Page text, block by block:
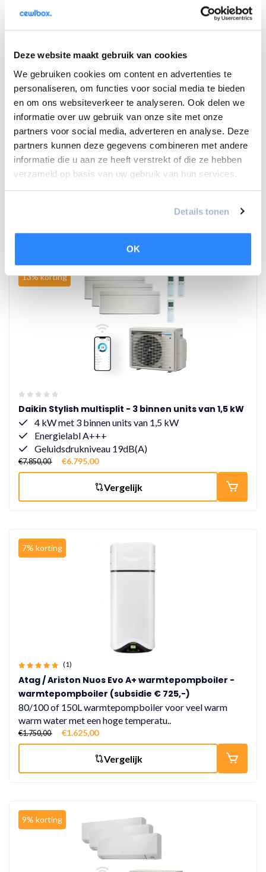
Deze website maakt gebruik van cookies
We gebruiken cookies om content en advertenties te
personaliseren, om functies voor social media te bieden
en om ons websiteverkeer te analyseren. Ook delen we
informatie over uw gebruik van onze site met onze
partners voor social media, adverteren en analyse. Deze
partners kunnen deze gegevens combineren met andere
informatie die u aan ze heeft verstrekt of die ze hebben
verzameld op basis van uw gebruik van hun services.
Details tonen
OK
Atag / Ariston Nuos Plus warmtepompboiler 250
liter warmtepompboiler met wifi (subsidie €
925,-)
Vloerstaande 250L warmtepompboiler voor veel warm
warm water met een hoge temper..
€3.475,00 €2.995,00
13% korting
Daikin Stylish multisplit - 3 binnen units van 1,5 kW
4 kW met 3 binnen units van 1,5 kW
Energielabl A+++
Geluidsdrukniveau 19dB(A)
€7.850,00 €6.795,00
Vergelijk
7% korting
(1)
Atag / Ariston Nuos Evo A+ warmtepompboiler -
warmtepompboiler (subsidie € 725,-)
80/100 of 150L warmtepompboiler voor veel warm
warm water met een hoge temperatu..
€1.750,00 €1.625,00
Vergelijk
9% korting